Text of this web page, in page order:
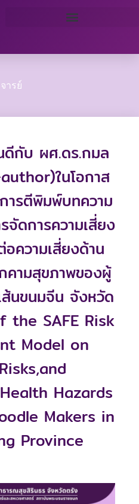
ารย์
ดีกับ ผศ.ดร.กมล
ในโอกาส
ารตีพิมพ์บทความ
ดการความเสี่ยง
ความเสี่ยงด้าน
คามสุขภาพของผู้
ส้นขนมจีน จังหวัด
the SAFE Risk
Model on
Hazards
Makers in
Province